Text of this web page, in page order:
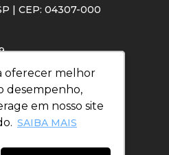
oferecer melhor
desempenho,
em nosso site
SAIBA MAIS
oferecer melhor
desempenho,
em nosso site
SAIBA MAIS
| CEP: 04307-000